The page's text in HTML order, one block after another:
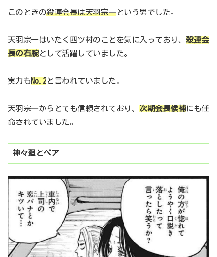
このときの殺連会長は天羽宗一という男でした。
天羽宗一はいたく四ツ村のことを気に入っており、 殺連会
長の右腕として活躍していました。
実力も No.2と言われていました。
天羽宗一からとても信頼されており、 次期会長候補にも任
命されていました。
神々廻とペア